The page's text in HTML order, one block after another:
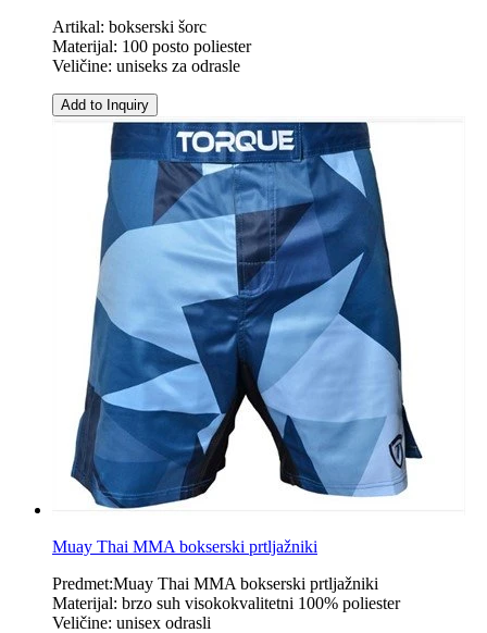
Artikal: bokserski šorc
Materijal: 100 posto poliester
Veličine: uniseks za odrasle
Add to Inquiry
Muay Thai MMA bokserski prtljažniki
Predmet:Muay Thai MMA bokserski prtljažniki
Materijal: brzo suh visokokvalitetni 100% poliester
Veličine: unisex odrasli